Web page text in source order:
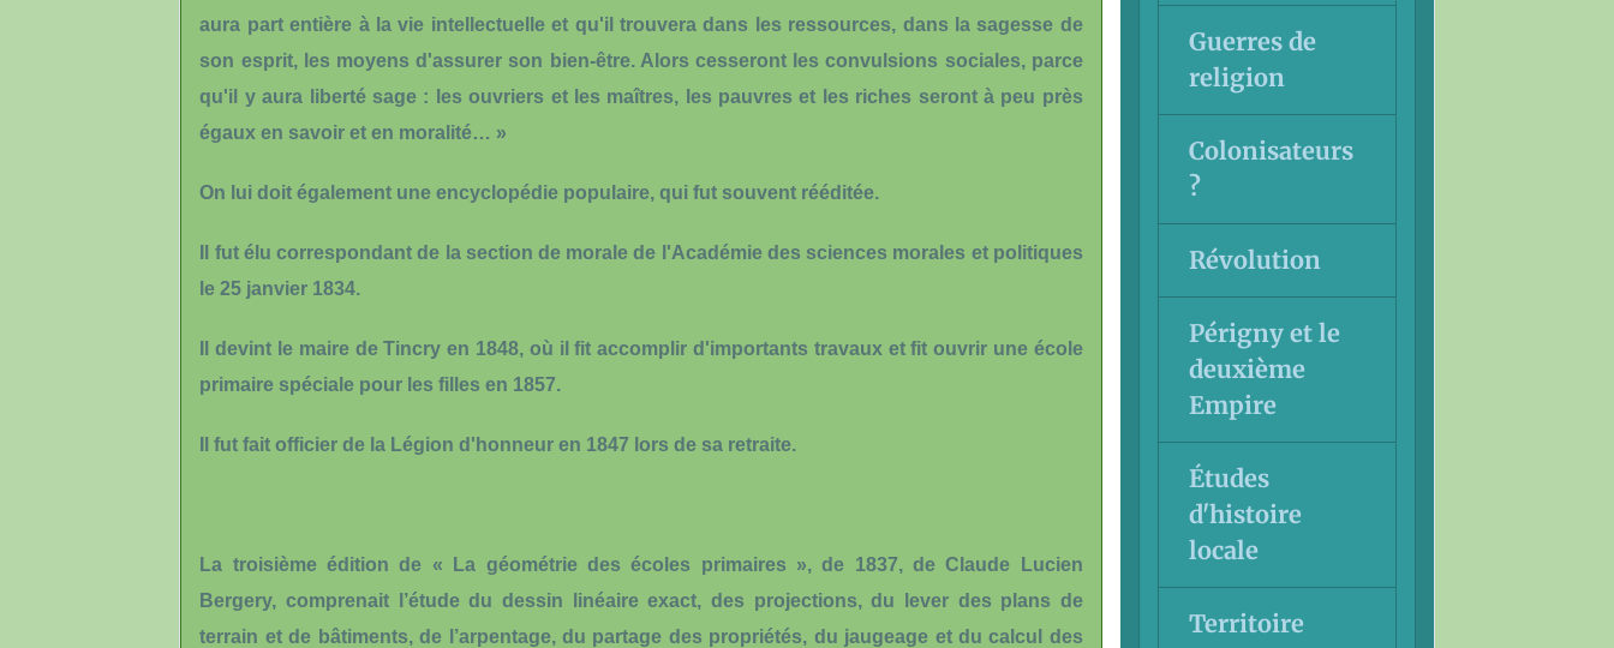
aura part entière à la vie intellectuelle et qu'il trouvera dans les ressources, dans la sagesse de
son esprit, les moyens d'assurer son bien-être. Alors cesseront les convulsions sociales, parce
qu'il y aura liberté sage : les ouvriers et les maîtres, les pauvres et les riches seront à peu près
égaux en savoir et en moralité… »
On lui doit également une encyclopédie populaire, qui fut souvent rééditée.
Il fut élu correspondant de la section de morale de l'Académie des sciences morales et politiques
le 25 janvier 1834.
Il devint le maire de Tincry en 1848, où il fit accomplir d'importants travaux et fit ouvrir une école
primaire spéciale pour les filles en 1857.
Il fut fait officier de la Légion d'honneur en 1847 lors de sa retraite.
La troisième édition de « La géométrie des écoles primaires », de 1837, de Claude Lucien
Bergery, comprenait l’étude du dessin linéaire exact, des projections, du lever des plans de
terrain et de bâtiments, de l’arpentage, du partage des propriétés, du jaugeage et du calcul des
Guerres de
religion
Colonisateurs
?
Révolution
Périgny et le
deuxième
Empire
Études
d'histoire
locale
Territoire